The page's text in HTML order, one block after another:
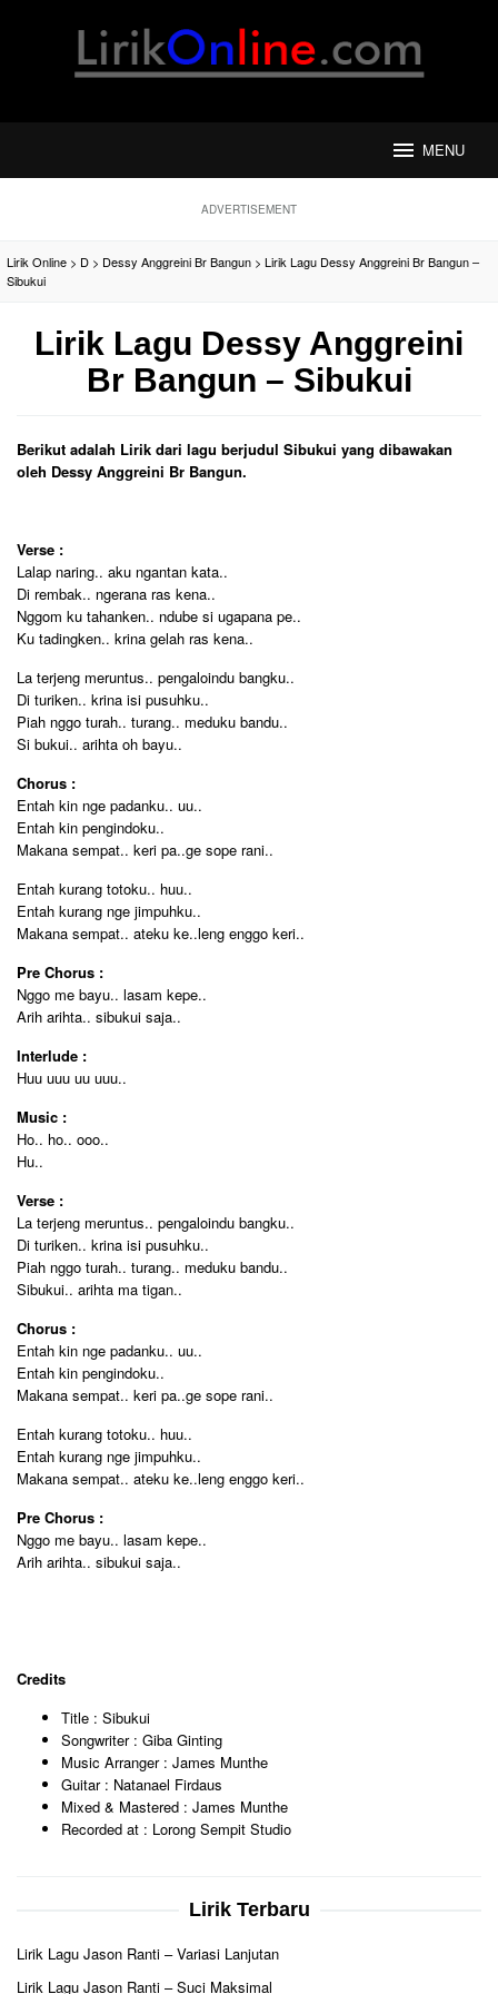
MENU
ADVERTISEMENT
Lirik Online > D > Dessy Anggreini Br Bangun > Lirik Lagu Dessy Anggreini Br Bangun –
Sibukui
Lirik Lagu Dessy Anggreini
Br Bangun – Sibukui
Berikut adalah Lirik dari lagu berjudul Sibukui yang dibawakan
oleh Dessy Anggreini Br Bangun.
Verse :
Lalap naring.. aku ngantan kata..
Di rembak.. ngerana ras kena..
Nggom ku tahanken.. ndube si ugapana pe..
Ku tadingken.. krina gelah ras kena..
La terjeng meruntus.. pengaloindu bangku..
Di turiken.. krina isi pusuhku..
Piah nggo turah.. turang.. meduku bandu..
Si bukui.. arihta oh bayu..
Chorus :
Entah kin nge padanku.. uu..
Entah kin pengindoku..
Makana sempat.. keri pa..ge sope rani..
Entah kurang totoku.. huu..
Entah kurang nge jimpuhku..
Makana sempat.. ateku ke..leng enggo keri..
Pre Chorus :
Nggo me bayu.. lasam kepe..
Arih arihta.. sibukui saja..
Interlude :
Huu uuu uu uuu..
Music :
Ho.. ho.. ooo..
Hu..
Verse :
La terjeng meruntus.. pengaloindu bangku..
Di turiken.. krina isi pusuhku..
Piah nggo turah.. turang.. meduku bandu..
Sibukui.. arihta ma tigan..
Chorus :
Entah kin nge padanku.. uu..
Entah kin pengindoku..
Makana sempat.. keri pa..ge sope rani..
Entah kurang totoku.. huu..
Entah kurang nge jimpuhku..
Makana sempat.. ateku ke..leng enggo keri..
Pre Chorus :
Nggo me bayu.. lasam kepe..
Arih arihta.. sibukui saja..
Credits
Title : Sibukui
Songwriter : Giba Ginting
Music Arranger : James Munthe
Guitar : Natanael Firdaus
Mixed & Mastered : James Munthe
Recorded at : Lorong Sempit Studio
Lirik Terbaru
Lirik Lagu Jason Ranti – Variasi Lanjutan
Lirik Lagu Jason Ranti – Suci Maksimal